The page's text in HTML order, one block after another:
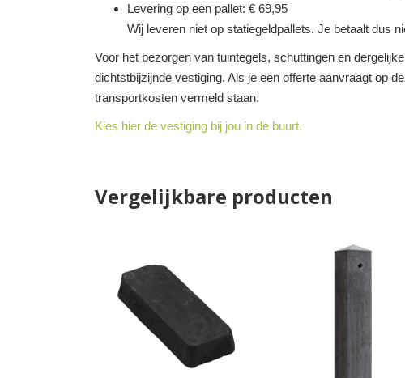
Levering op een pallet: € 69,95
Wij leveren niet op statiegeldpallets. Je betaalt dus
Voor het bezorgen van tuintegels, schuttingen en
dichtstbijzijnde vestiging. Als je een offerte aanvraagt op
transportkosten vermeld staan.
Kies hier de vestiging bij jou in de buurt.
Vergelijkbare producten